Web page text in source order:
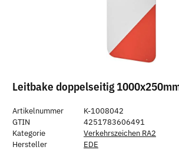
Leitbake doppelseitig
Artikelnummer
K-1008042
GTIN
4251783606491
Kategorie
Verkehrszeichen RA2
Hersteller
EDE